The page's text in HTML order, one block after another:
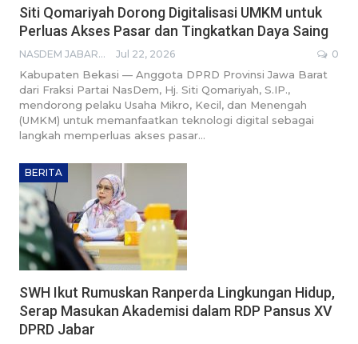
Siti Qomariyah Dorong Digitalisasi UMKM untuk
Perluas Akses Pasar dan Tingkatkan Daya Saing
NASDEM JABAR BROADCASTING NETWORK Jul 22, 2026 0
Kabupaten Bekasi — Anggota DPRD Provinsi Jawa Barat
dari Fraksi Partai NasDem, Hj. Siti Qomariyah, S.IP.,
mendorong pelaku Usaha Mikro, Kecil, dan Menengah
(UMKM) untuk memanfaatkan teknologi digital sebagai
langkah memperluas akses pasar…
BERITA
SWH Ikut Rumuskan Ranperda Lingkungan Hidup,
Serap Masukan Akademisi dalam RDP Pansus XV
DPRD Jabar